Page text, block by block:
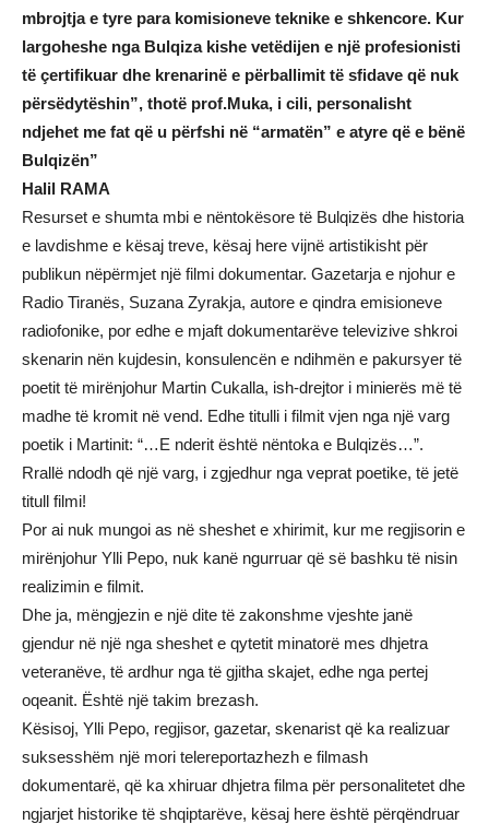
mbrojtja e tyre para komisioneve teknike e shkencore. Kur
largoheshe nga Bulqiza kishe vetëdijen e një profesionisti
të çertifikuar dhe krenarinë e përballimit të sfidave që nuk
përsëdytëshin”, thotë prof.Muka, i cili, personalisht
ndjehet me fat që u përfshi në “armatën” e atyre që e bënë
Bulqizën”
Halil RAMA
Resurset e shumta mbi e nëntokësore të Bulqizës dhe historia
e lavdishme e kësaj treve, kësaj here vijnë artistikisht për
publikun nëpërmjet një filmi dokumentar. Gazetarja e njohur e
Radio Tiranës, Suzana Zyrakja, autore e qindra emisioneve
radiofonike, por edhe e mjaft dokumentarëve televizive shkroi
skenarin nën kujdesin, konsulencën e ndihmën e pakursyer të
poetit të mirënjohur Martin Cukalla, ish-drejtor i minierës më të
madhe të kromit në vend. Edhe titulli i filmit vjen nga një varg
poetik i Martinit: “…E nderit është nëntoka e Bulqizës…”.
Rrallë ndodh që një varg, i zgjedhur nga veprat poetike, të jetë
titull filmi!
Por ai nuk mungoi as në sheshet e xhirimit, kur me regjisorin e
mirënjohur Ylli Pepo, nuk kanë ngurruar që së bashku të nisin
realizimin e filmit.
Dhe ja, mëngjezin e një dite të zakonshme vjeshte janë
gjendur në një nga sheshet e qytetit minatorë mes dhjetra
veteranëve, të ardhur nga të gjitha skajet, edhe nga pertej
oqeanit. Është një takim brezash.
Kësisoj, Ylli Pepo, regjisor, gazetar, skenarist që ka realizuar
suksesshëm një mori telereportazhezh e filmash
dokumentarë, që ka xhiruar dhjetra filma për personalitetet dhe
ngjarjet historike të shqiptarëve, kësaj here është përqëndruar